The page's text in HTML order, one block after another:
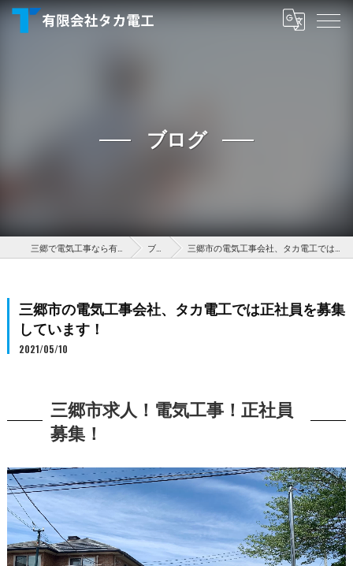
ブログ
三郷で電気工事なら有限会社タカ電工 ブログ 三郷市の電気工事会社、タカ電工では正社員を募集しています！
三郷市の電気工事会社、タカ電工では正社員を募集
しています！
2021/05/10
三郷市求人！電気工事！正社員
募集！